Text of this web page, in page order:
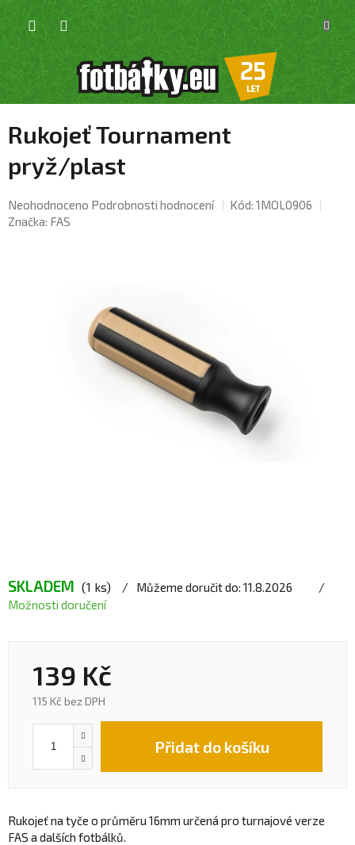
Přejít
obsah
KOŠÍK
Rukojeť Tournament
pryž/plast
Průměrné
hodnocení
Neohodnoceno Podrobnosti hodnocení Kód: 1MOL0906
Značka: FAS
SKLADEM (1 ks) Můžeme doručit do: 11.8.2026
Možnosti doručení
139 Kč
115 Kč bez DPH
Přidat do košíku
Rukojeť na tyče o průměru 16mm určená pro turnajové verze
FAS a dalších fotbálků.